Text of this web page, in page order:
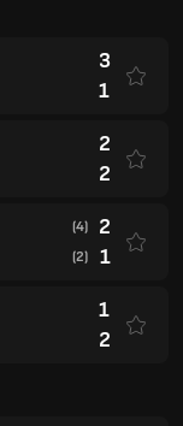
3
1
2
2
(4) 2
(2) 1
1
2